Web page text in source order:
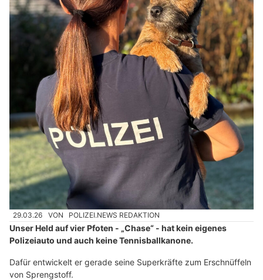
29.03.26 VON POLIZEI.NEWS REDAKTION
Unser Held auf vier Pfoten - „Chase“ - hat kein eigenes
Polizeiauto und auch keine Tennisballkanone.
Dafür entwickelt er gerade seine Superkräfte zum Erschnüffeln
von Sprengstoff.